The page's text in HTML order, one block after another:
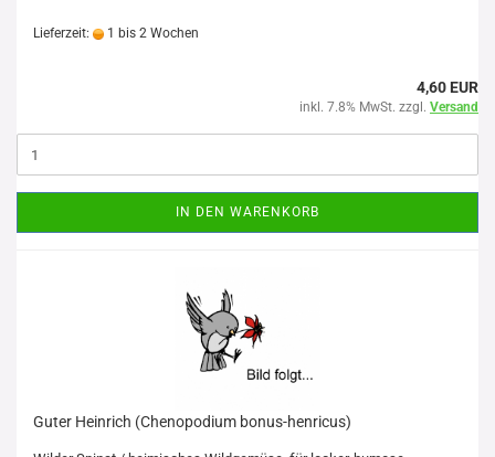
Lieferzeit: 1 bis 2 Wochen
4,60 EUR
inkl. 7.8% MwSt. zzgl. Versand
IN DEN WARENKORB
Guter Heinrich (Chenopodium bonus-henricus)